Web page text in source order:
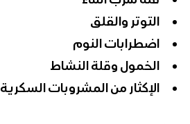
التوتر والقلق
اضطرابات النوم
الخمول وقلة النشاط
الإكثار من المشروبات السكرية